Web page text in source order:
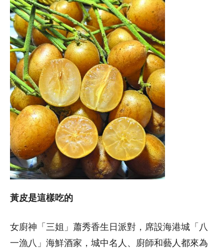
黃皮是這樣吃的
女廚神「三姐」蕭秀香生日派對，席設海港城「八
一漁八」海鮮酒家，城中名人、廚師和藝人都來為